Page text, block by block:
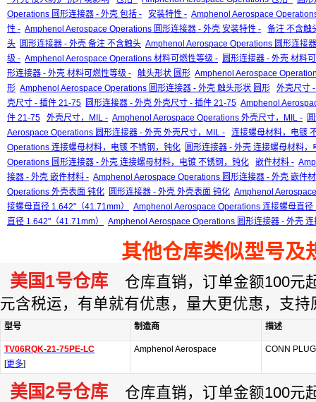
Operations 圆形连接器 - 外壳 包括 -
安装特性 - Amphenol Aerospace
性 - Amphenol Aerospace Operations 圆形连接器 - 外壳 安装特性 -
备注 不含触
头 圆形连接器 - 外壳 备注 不含触头 Amphenol Aerospace Operations 圆形连接
级 - Amphenol Aerospace Operations 材料可燃性等级 - 圆形连接器 - 外壳 材料
形连接器 - 外壳 材料可燃性等级 -
触头形状 圆形 Amphenol Aerospace
形 Amphenol Aerospace Operations 圆形连接器 - 外壳 触头形状 圆形
外壳尺寸
壳尺寸 - 插件 21-75 圆形连接器 - 外壳 外壳尺寸 - 插件 21-75 Amphenol
件 21-75
外壳尺寸，MIL - Amphenol Aerospace Operations 外壳尺寸，MIL -
Aerospace Operations 圆形连接器 - 外壳 外壳尺寸，MIL -
连接螺母材料，电镀
Operations 连接螺母材料，电镀 不锈钢，钝化 圆形连接器 - 外壳 连接螺母材料
Operations 圆形连接器 - 外壳 连接螺母材料，电镀 不锈钢，钝化
嵌件材料 -
接器 - 外壳 嵌件材料 - Amphenol Aerospace Operations 圆形连接器 - 外壳 嵌件
Operations 外壳表面 钝化 圆形连接器 - 外壳 外壳表面 钝化 Amphenol
接螺母直径 1.642"（41.71mm）
Amphenol Aerospace Operations 连接螺母直
直径 1.642"（41.71mm）
Amphenol Aerospace Operations 圆形连接器 - 外壳
其他仓库类似型号及
美国1号仓库 仓库直销，订单金额100元
元含税运，有单就有优惠，量大更优惠，支持
型号 制造商 描述
TV06RQK-21-75PE-LC
[更多]
Amphenol Aerospace CONN
美国2号仓库 仓库直销，订单金额100元